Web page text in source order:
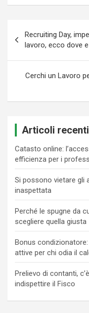
articoli
Recruiting Day,
lavoro, ecco dove
Cerchi un Lavoro
Articoli recenti
Catasto online:
efficienza per i
Si possono vietare gli
inaspettata
Perché le spugne da
scegliere quella giusta
Bonus
attive per chi odia il
Prelievo di contanti,
indispettire il Fisco